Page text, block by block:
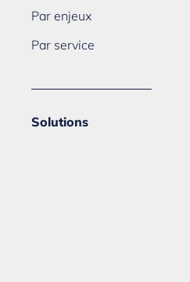
Par enjeux
Par service
Solutions